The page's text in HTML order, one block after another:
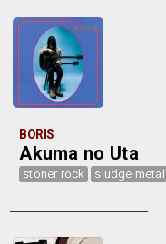
BORIS
Akuma no Uta
stoner rock sludge metal